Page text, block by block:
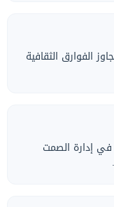
الفوارق الثقافية
في إدارة الصمت